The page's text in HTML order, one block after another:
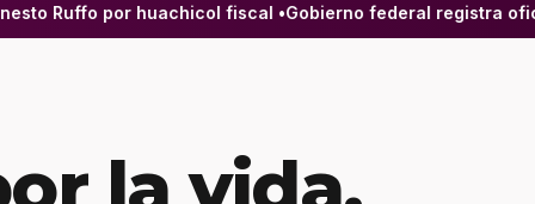
Ruffo por huachicol fiscal •Gobierno federal registra